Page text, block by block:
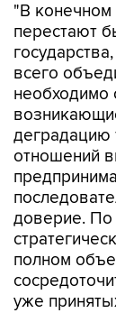
"В
перестают
всего
необходимо
деградацию
отношений
доверие. По
полном
уже